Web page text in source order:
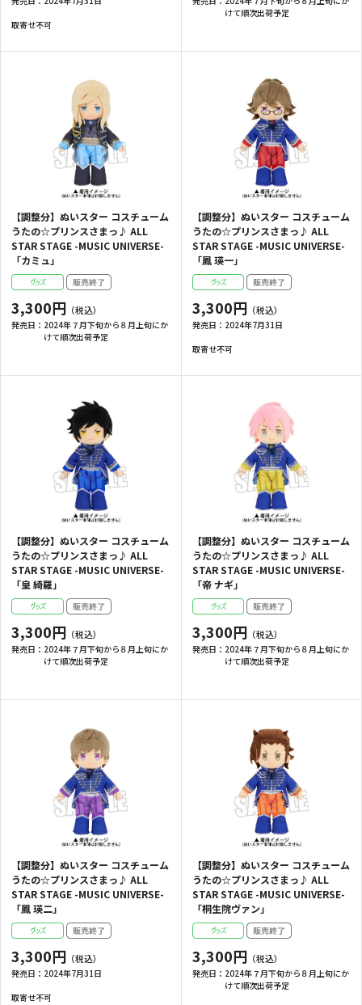
取寄せ不可
けて順次出荷予定
【調整分】ぬいスター コスチューム
うたの☆プリンスさまっ♪ ALL
STAR STAGE -MUSIC UNIVERSE-
「カミュ」
3,300円
発売日： 2024年７月下旬から８月上旬にか
けて順次出荷予定
【調整分】ぬいスター コスチューム
うたの☆プリンスさまっ♪ ALL
STAR STAGE -MUSIC UNIVERSE-
「鳳 瑛一」
3,300円
発売日： 2024年7月31日
取寄せ不可
【調整分】ぬいスター コスチューム
うたの☆プリンスさまっ♪ ALL
STAR STAGE -MUSIC UNIVERSE-
「皇 綺羅」
3,300円
発売日： 2024年７月下旬から８月上旬にか
けて順次出荷予定
【調整分】ぬいスター コスチューム
うたの☆プリンスさまっ♪ ALL
STAR STAGE -MUSIC UNIVERSE-
「帝 ナギ」
3,300円
発売日： 2024年７月下旬から８月上旬にか
けて順次出荷予定
【調整分】ぬいスター コスチューム
うたの☆プリンスさまっ♪ ALL
STAR STAGE -MUSIC UNIVERSE-
「鳳 瑛二」
3,300円
発売日： 2024年7月31日
取寄せ不可
【調整分】ぬいスター コスチューム
うたの☆プリンスさまっ♪ ALL
STAR STAGE -MUSIC UNIVERSE-
「桐生院ヴァン」
3,300円
発売日： 2024年７月下旬から８月上旬にか
けて順次出荷予定